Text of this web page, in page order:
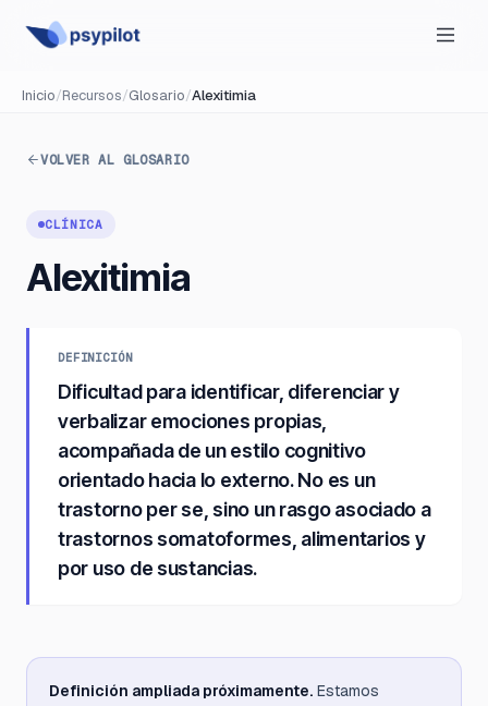
Inicio/Recursos/Glosario/Alexitimia
VOLVER AL GLOSARIO
CLÍNICA
Alexitimia
DEFINICIÓN
Dificultad para identificar, diferenciar y
verbalizar emociones propias,
acompañada de un estilo cognitivo
orientado hacia lo externo. No es un
trastorno per se, sino un rasgo asociado a
trastornos somatoformes, alimentarios y
por uso de sustancias.
Definición ampliada próximamente. Estamos